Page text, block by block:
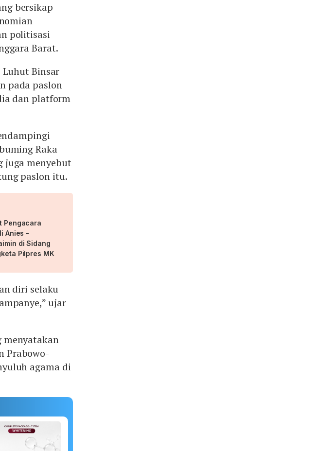
bersikap
politisasi
Barat.
Binsar
pada paslon
dan platform
Raka
juga menyebut
paslon itu.
Pengacara
Anies -
di Sidang
Pilpres MK
diri selaku
ujar
menyatakan
Prabowo-
agama di